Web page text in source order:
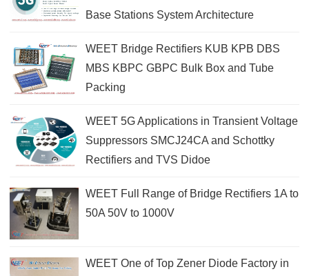
Base Stations System Architecture
WEET Bridge Rectifiers KUB KPB DBS
MBS KBPC GBPC Bulk Box and Tube
Packing
WEET 5G Applications in Transient Voltage
Suppressors SMCJ24CA and Schottky
Rectifiers and TVS Didoe
WEET Full Range of Bridge Rectifiers 1A to
50A 50V to 1000V
WEET One of Top Zener Diode Factory in